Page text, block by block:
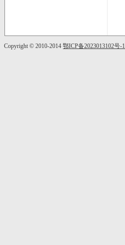
Copyright © 2010-2014鄂ICP备2023013102号-1